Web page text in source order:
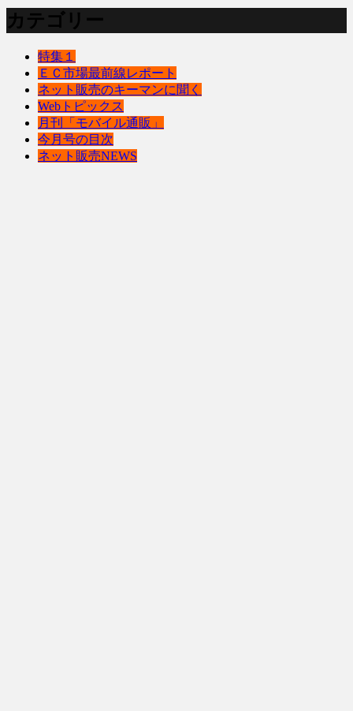
カテゴリー
特集１
ＥＣ市場最前線レポート
ネット販売のキーマンに聞く
Webトピックス
月刊「モバイル通販」
今月号の目次
ネット販売NEWS